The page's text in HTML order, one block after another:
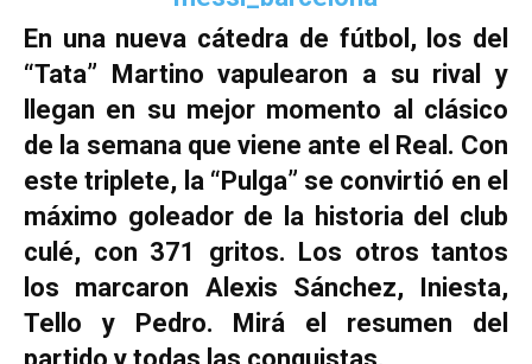
En una nueva cátedra de fútbol, los del
“Tata” Martino vapulearon a su rival y
llegan en su mejor momento al clásico
de la semana que viene ante el Real. Con
este triplete, la “Pulga” se convirtió en el
máximo goleador de la historia del club
culé, con 371 gritos. Los otros tantos
los marcaron Alexis Sánchez, Iniesta,
Tello y Pedro. Mirá el resumen del